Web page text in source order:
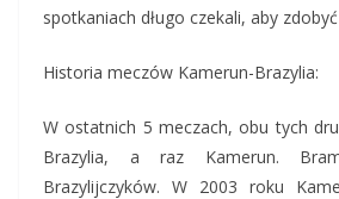
spotkaniach długo czekali, aby
Historia meczów Kamerun-Brazylia:
W ostatnich 5 meczach, obu tych
Brazylia, a raz Kamerun.
Brazylijczyków. W 2003 roku